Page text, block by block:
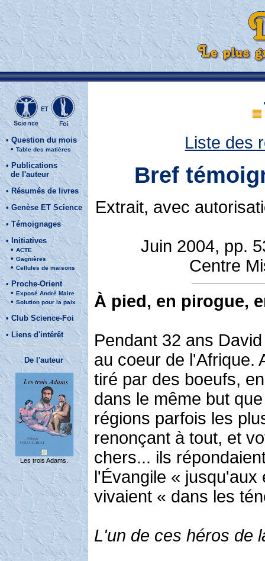
•Question du mois
•Table des matières
• Publications
de l'auteur
• Résumés de livres
•Genèse ET Science
• Témoignages
• Initiatives
• ACTE
•Gagnières
•Cellules de maisons
• Proche-Orient
• Exposé André Maire
•Solution pour la paix
•Club Science-Foi
• Liens d'intérêt
De l'auteur
Les trois Adams.
Liste des
Bref
Extrait, avec
Juin 2004, pp.
Centre
À pied, en pirogue,
Pendant 32 ans
au coeur de l'Afrique.
tiré par des boeufs,
dans le même but
régions parfois les
renonçant à tout, et
chers... ils
l'Évangile «
vivaient « dans les
L'un de ces héros de